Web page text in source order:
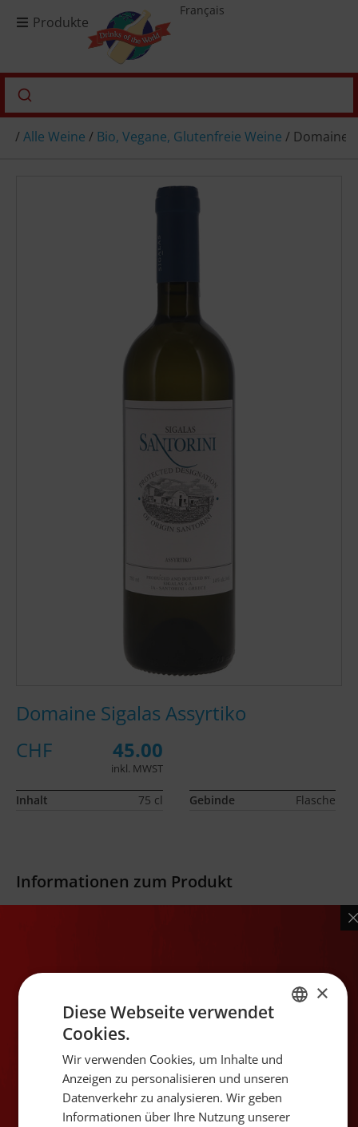
Produkte
Français
/Alle Weine / Bio, Vegane, Glutenfreie Weine / Domaine
Informationen zum Produkt
Exclusiv.
Santorini
Wein-Art
Weisswein
Traubensorte
Assyrtiko 100%
Domaine Sigalas Assyrtiko
CHF
45.00
inkl. MWST
Inhalt 75 cl Gebinde Flasche
FRENCH
×
Diese Webseite verwendet
Cookies.
Wir verwenden Cookies, um Inhalte und
Anzeigen zu personalisieren und unseren
Datenverkehr zu analysieren. Wir geben
Informationen über Ihre Nutzung unserer